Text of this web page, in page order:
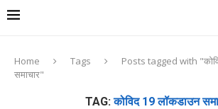
Home Tags
Posts tagged with
समाचार"
TAG:कोविद 19 लॉकडाउन